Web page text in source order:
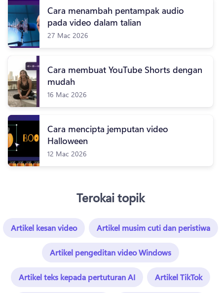
Cara menambah pentampak audio
pada video dalam talian
27 Mac 2026
Cara membuat YouTube Shorts dengan
mudah
16 Mac 2026
Cara mencipta jemputan video
Halloween
12 Mac 2026
Terokai topik
Artikel kesan video Artikel musim cuti dan peristiwa
Artikel pengeditan video Windows
Artikel teks kepada pertuturan AI Artikel TikTok